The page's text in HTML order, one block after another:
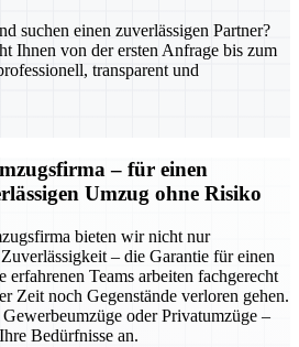
suchen einen zuverlässigen Partner?
Ihnen von der ersten Anfrage bis zum
transparent und
– für einen
Umzug ohne Risiko
bieten wir nicht nur
– die Garantie für einen
erfahrenen Teams arbeiten fachgerecht
Zeit noch Gegenstände verloren gehen.
oder Privatumzüge –
Bedürfnisse an.